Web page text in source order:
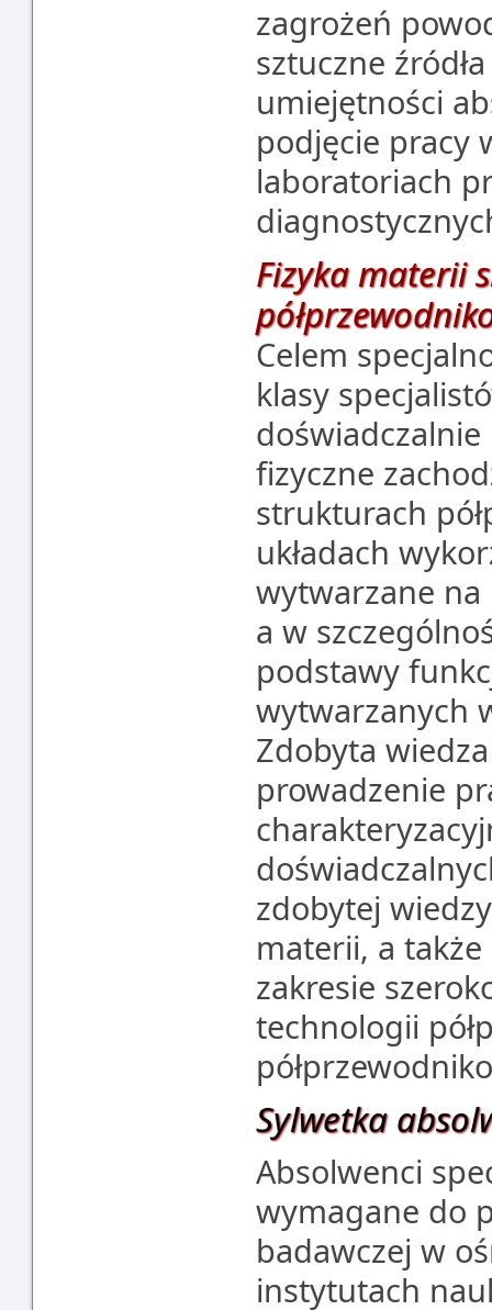
zagrożeń
sztuczne
umiejętności
podjęcie pracy
laboratoriach
Fizyka materii
Celem
klasy
fizyczne
strukturach
układach
wytwarzane
a w
podstawy
wytwarzanych
Zdobyta
prowadzenie
zdobytej
materii, a
zakresie
technologii
Sylwetka
Absolwenci
wymagane do
badawczej w
instytutach